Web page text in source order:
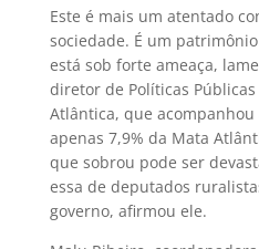
Este é mais um atentado
sociedade. É um
está sob forte ameaça,
diretor de Políticas Públicas
Atlântica, que acompanhou
apenas 7,9% da Mata
que sobrou pode ser
essa de deputados
governo, afirmou ele.